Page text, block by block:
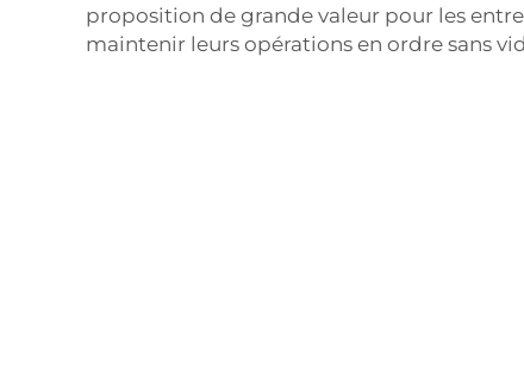
proposition de grande valeur pour les
maintenir leurs opérations en ordre sans